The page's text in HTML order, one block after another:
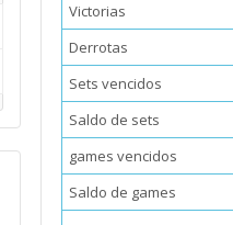
Victorias
Derrotas
Sets vencidos
Saldo de sets
games vencidos
Saldo de games